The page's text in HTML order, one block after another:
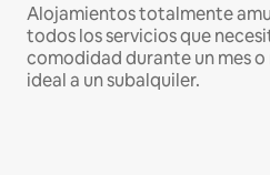
Alojamientos totalmente
todos los servicios que
comodidad durante un mes o
ideal a un subalquiler.